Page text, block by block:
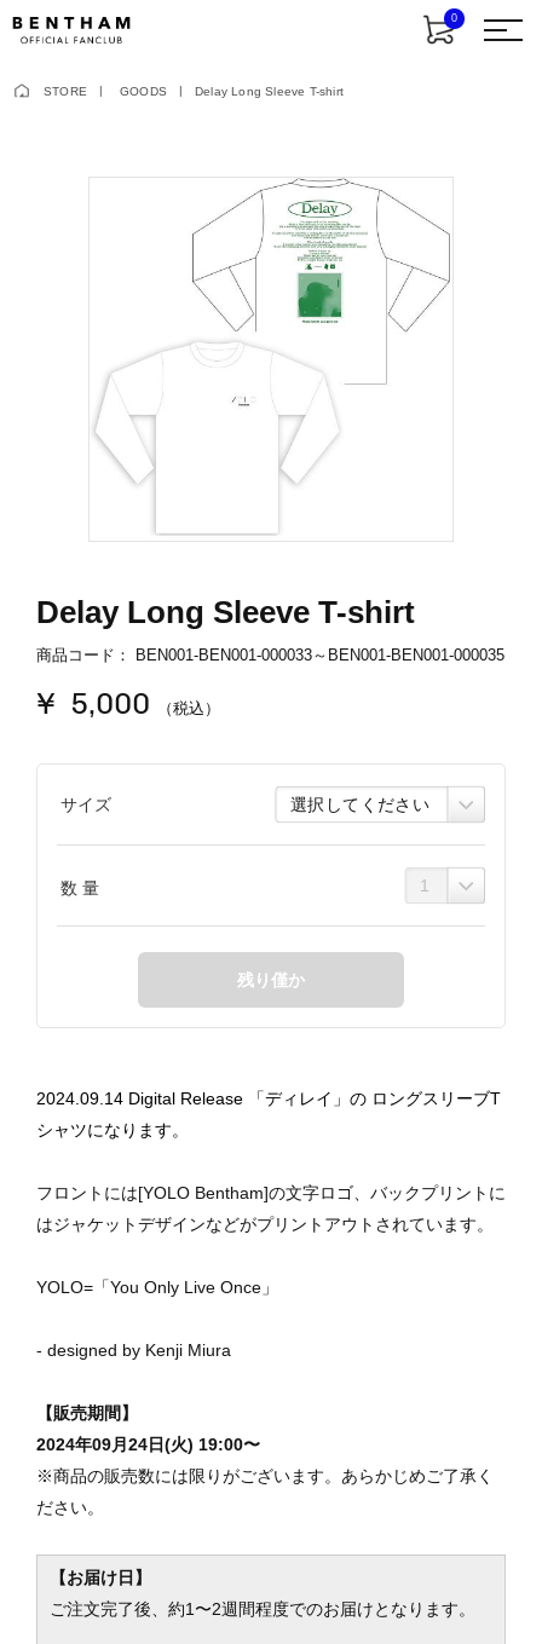
0
STORE GOODS Delay Long Sleeve T-shirt
Delay Long Sleeve T-shirt
商品コード： BEN001-BEN001-000033～BEN001-BEN001-000035
¥ 5,000 （税込）
サイズ
数 量
残り僅か
2024.09.14 Digital Release 「ディレイ」の ロングスリーブT
シャツになります。
フロントには[YOLO Bentham]の文字ロゴ、バックプリントに
はジャケットデザインなどがプリントアウトされています。
YOLO=「You Only Live Once」
- designed by Kenji Miura
【販売期間】
2024年09月24日(火) 19:00〜
※商品の販売数には限りがございます。あらかじめご了承く
ださい。
【お届け日】
ご注文完了後、約1〜2週間程度でのお届けとなります。